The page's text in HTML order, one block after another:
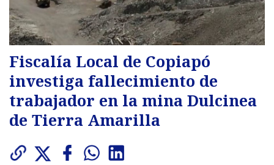
Fiscalía Local de Copiapó
investiga fallecimiento de
trabajador en la mina Dulcinea
de Tierra Amarilla